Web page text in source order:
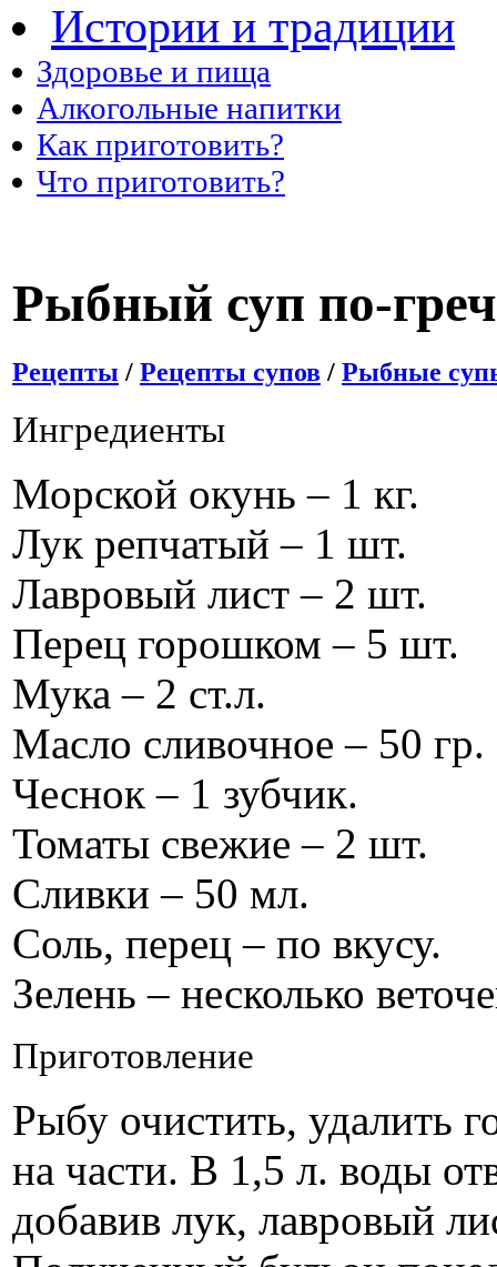
Истории и традиции
Здоровье и пища
Алкогольные напитки
Как приготовить?
Что приготовить?
Рыбный суп по-
Рецепты / Рецепты супов / Рыбные
Ингредиенты
Морской окунь – 1 кг.
Лук репчатый – 1 шт.
Лавровый лист – 2 шт.
Перец горошком – 5 шт.
Мука – 2 ст.л.
Масло сливочное – 50 гр.
Чеснок – 1 зубчик.
Томаты свежие – 2 шт.
Сливки – 50 мл.
Соль, перец – по вкусу.
Зелень – несколько
Приготовление
Рыбу очистить, удалить
на части. В 1,5 л. воды
добавив лук, лавровый